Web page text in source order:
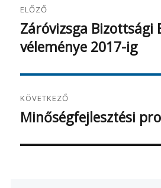
navigáció
ELŐZŐ
Korábbi
bejegyzés:
Záróvizsga Bizottsági
véleménye 2017-ig
KÖVETKEZŐ
Következő
Minőségfejlesztési